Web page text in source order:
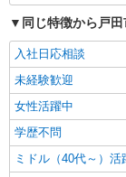
同じ特徴から戸
入社日応相談
未経験歓迎
女性活躍中
学歴不問
ミドル（40代～）活